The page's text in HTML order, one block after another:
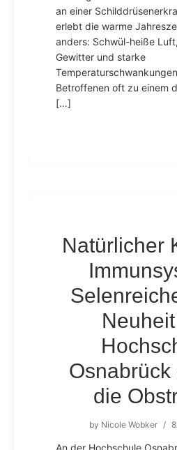
an einer
erlebt die warme
anders: Schwül-heiße
Gewitter und starke
Betroffenen oft zu einem
[…]
Natürlicher
Osnabrück
die
by Nicole Wobker /
An der Hochschule